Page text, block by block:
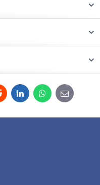
LinkedInWhatsApp
E-
mail